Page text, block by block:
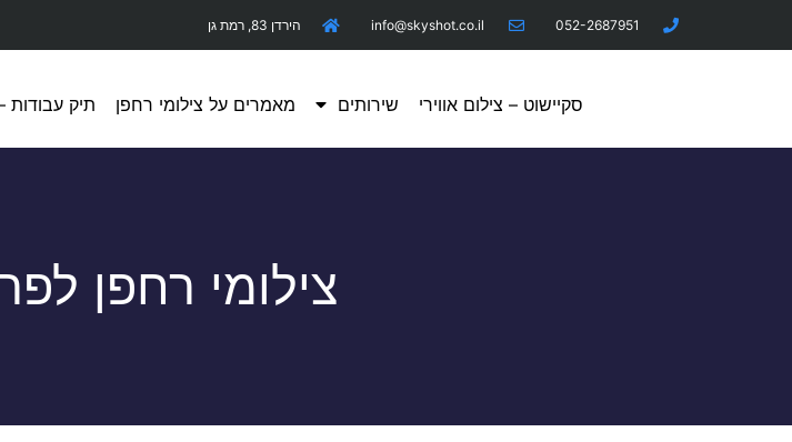
052-2687951
info@skyshot.co.il הירדן 83, רמת גן
סקיישוט – צילום אווירי שירותים מאמרים על צילומי רחפן תיק עבודות
צילומי רחפן